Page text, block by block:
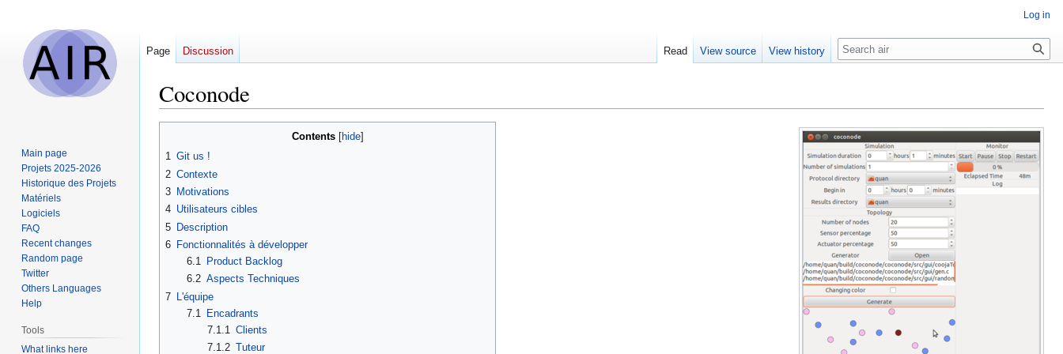
Coconode
Contents
1 Git us !
2 Contexte
3 Motivations
4 Utilisateurs cibles
5 Description
6 Fonctionnalités à développer
6.1
Product Backlog
6.2 Aspects Techniques
7 L'équipe
7.1
Encadrants
7.1.1
Clients
7.1.2 Tuteur
Log in
Page Discussion Read View source View history Search
Main page
Projets 2025-2026
Historique des Projets
Matériels
Logiciels
FAQ
Recent changes
Random page
Twitter
Others Languages
Help
Tools
What links here